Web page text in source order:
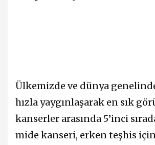
Ülkemizde ve dünya
hızla yaygınlaşarak en sık
kanserler arasında 5’inci
mide kanseri, erken teşhis